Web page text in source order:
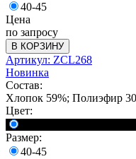
40-45
Цена
по запросу
В КОРЗИНУ
Артикул: ZCL268
Новинка
Состав:
Хлопок 59%; Полиэфир
Цвет:
Размер:
40-45